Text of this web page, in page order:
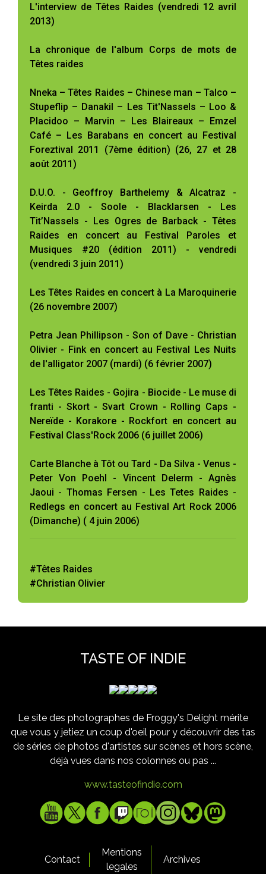
L'interview de Têtes Raides (vendredi 12 avril
2013)
La chronique de l'album Corps de mots de
Têtes raides
Nneka – Têtes Raides – Chinese man – Talco –
Stupeflip – Danakil – Les Tit'Nassels – Loo &
Placidoo – Marvin – Les Blaireaux – Emzel
Café – Les Barabans en concert au Festival
Foreztival 2011 (7ème édition) (26, 27 et 28
août 2011)
D.U.O. - Geoffroy Barthelemy & Alcatraz -
Keirda 2.0 - Soole - Blacklarsen - Les
Tit’Nassels - Les Ogres de Barback - Têtes
Raides en concert au Festival Paroles et
Musiques #20 (édition 2011) - vendredi
(vendredi 3 juin 2011)
Les Têtes Raides en concert à La Maroquinerie
(26 novembre 2007)
Petra Jean Phillipson - Son of Dave - Christian
Olivier - Fink en concert au Festival Les Nuits
de l'alligator 2007 (mardi) (6 février 2007)
Les Têtes Raides - Gojira - Biocide - Le muse di
franti - Skort - Svart Crown - Rolling Caps -
Nereïde - Korakore - Rockfort en concert au
Festival Class'Rock 2006 (6 juillet 2006)
Carte Blanche à Tôt ou Tard - Da Silva - Venus -
Peter Von Poehl - Vincent Delerm - Agnès
Jaoui - Thomas Fersen - Les Tetes Raides -
Redlegs en concert au Festival Art Rock 2006
(Dimanche) ( 4 juin 2006)
#Têtes Raides
#Christian Olivier
TASTE OF INDIE
Le site des photographes de Froggy's Delight mérite
que vous y jetiez un coup d'oeil pour y découvrir des tas
de séries de photos d'artistes sur scènes et hors scène,
déjà vues dans nos colonnes ou pas ...
www.tasteofindie.com
Contact
Mentions
legales
Archives